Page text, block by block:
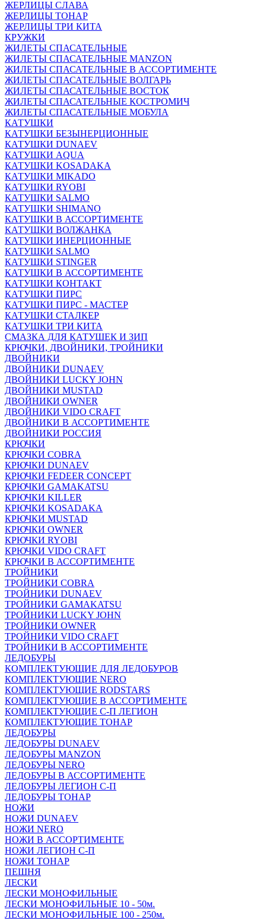
ЖЕРЛИЦЫ СЛАВА
ЖЕРЛИЦЫ ТОНАР
ЖЕРЛИЦЫ ТРИ КИТА
КРУЖКИ
ЖИЛЕТЫ СПАСАТЕЛЬНЫЕ
ЖИЛЕТЫ СПАСАТЕЛЬНЫЕ MANZON
ЖИЛЕТЫ СПАСАТЕЛЬНЫЕ В АССОРТИМЕНТЕ
ЖИЛЕТЫ СПАСАТЕЛЬНЫЕ ВОЛГАРЬ
ЖИЛЕТЫ СПАСАТЕЛЬНЫЕ ВОСТОК
ЖИЛЕТЫ СПАСАТЕЛЬНЫЕ КОСТРОМИЧ
ЖИЛЕТЫ СПАСАТЕЛЬНЫЕ МОБУЛА
КАТУШКИ
КАТУШКИ БЕЗЫНЕРЦИОННЫЕ
КАТУШКИ DUNAEV
КАТУШКИ AQUA
КАТУШКИ KOSADAKA
КАТУШКИ MIKADO
КАТУШКИ RYOBI
КАТУШКИ SALMO
КАТУШКИ SHIMANO
КАТУШКИ В АССОРТИМЕНТЕ
КАТУШКИ ВОЛЖАНКА
КАТУШКИ ИНЕРЦИОННЫЕ
КАТУШКИ SALMO
КАТУШКИ STINGER
КАТУШКИ В АССОРТИМЕНТЕ
КАТУШКИ КОНТАКТ
КАТУШКИ ПИРС
КАТУШКИ ПИРС - МАСТЕР
КАТУШКИ СТАЛКЕР
КАТУШКИ ТРИ КИТА
СМАЗКА ДЛЯ КАТУШЕК И ЗИП
КРЮЧКИ, ДВОЙНИКИ, ТРОЙНИКИ
ДВОЙНИКИ
ДВОЙНИКИ DUNAEV
ДВОЙНИКИ LUCKY JOHN
ДВОЙНИКИ MUSTAD
ДВОЙНИКИ OWNER
ДВОЙНИКИ VIDO CRAFT
ДВОЙНИКИ В АССОРТИМЕНТЕ
ДВОЙНИКИ РОССИЯ
КРЮЧКИ
КРЮЧКИ COBRA
КРЮЧКИ DUNAEV
КРЮЧКИ FEDEER CONCEPT
КРЮЧКИ GAMAKATSU
КРЮЧКИ KILLER
КРЮЧКИ KOSADAKA
КРЮЧКИ MUSTAD
КРЮЧКИ OWNER
КРЮЧКИ RYOBI
КРЮЧКИ VIDO CRAFT
КРЮЧКИ В АССОРТИМЕНТЕ
ТРОЙНИКИ
ТРОЙНИКИ COBRA
ТРОЙНИКИ DUNAEV
ТРОЙНИКИ GAMAKATSU
ТРОЙНИКИ LUCKY JOHN
ТРОЙНИКИ OWNER
ТРОЙНИКИ VIDO CRAFT
ТРОЙНИКИ В АССОРТИМЕНТЕ
ЛЕДОБУРЫ
КОМПЛЕКТУЮЩИЕ ДЛЯ ЛЕДОБУРОВ
КОМПЛЕКТУЮЩИЕ NERO
КОМПЛЕКТУЮЩИЕ RODSTARS
КОМПЛЕКТУЮЩИЕ В АССОРТИМЕНТЕ
КОМПЛЕКТУЮЩИЕ С-П ЛЕГИОН
КОМПЛЕКТУЮЩИЕ ТОНАР
ЛЕДОБУРЫ
ЛЕДОБУРЫ DUNAEV
ЛЕДОБУРЫ MANZON
ЛЕДОБУРЫ NERO
ЛЕДОБУРЫ В АССОРТИМЕНТЕ
ЛЕДОБУРЫ ЛЕГИОН С-П
ЛЕДОБУРЫ ТОНАР
НОЖИ
НОЖИ DUNAEV
НОЖИ NERO
НОЖИ В АССОРТИМЕНТЕ
НОЖИ ЛЕГИОН С-П
НОЖИ ТОНАР
ПЕШНЯ
ЛЕСКИ
ЛЕСКИ МОНОФИЛЬНЫЕ
ЛЕСКИ МОНОФИЛЬНЫЕ 10 - 50м.
ЛЕСКИ МОНОФИЛЬНЫЕ 100 - 250м.